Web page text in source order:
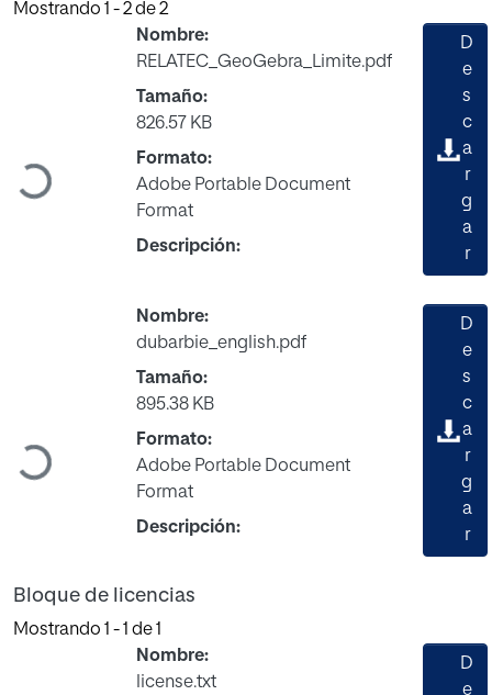
Mostrando 1 - 2 de 2
Cargando...
Nombre:
RELATEC_GeoGebra_Limite.pdf
Tamaño:
826.57 KB
Formato:
Adobe Portable Document
Format
Descripción:
D
e
s
c
a
r
g
a
r
Cargando...
Nombre:
dubarbie_english.pdf
Tamaño:
895.38 KB
Formato:
Adobe Portable Document
Format
Descripción:
D
e
s
c
a
r
g
a
r
Bloque de licencias
Mostrando 1 - 1 de 1
Nombre:
license.txt
D
e